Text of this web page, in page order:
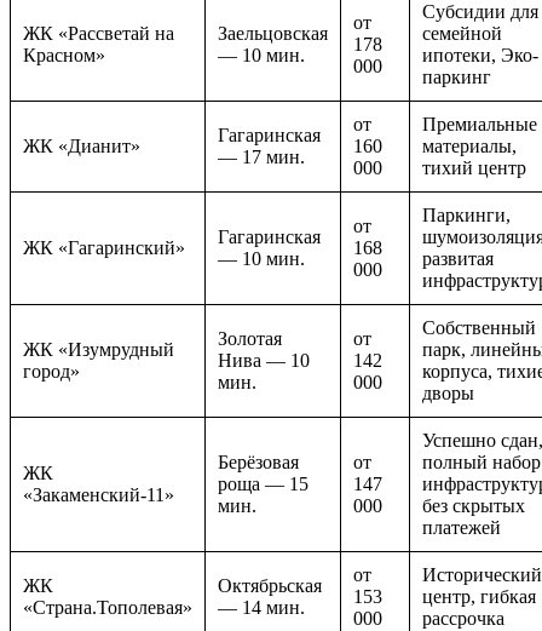
ЖК «Рассветай на
Красном»
Заельцовская
— 10 мин.
от
178
000
Субсидии для
семейной
ипотеки, Эко-
паркинг
ЖК «Дианит»
Гагаринская
— 17 мин.
от
160
000
Премиальные
материалы,
тихий центр
ЖК «Гагаринский»
Гагаринская
— 10 мин.
от
168
000
Паркинги,
развитая
ЖК «Изумрудный
город»
Золотая
Нива — 10
мин.
от
142
000
Собственный
парк,
корпуса,
дворы
ЖК
«Закаменский-11»
Берёзовая
роща — 15
мин.
от
147
000
Успешно сдан,
полный набор
без скрытых
платежей
ЖК
«Страна.Тополевая»
Октябрьская
— 14 мин.
от
153
000
Исторический
центр, гибкая
рассрочка